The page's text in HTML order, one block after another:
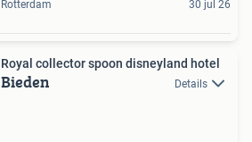
Rotterdam 30 jul 26
Royal collector spoon disneyland hotel
Bieden Details